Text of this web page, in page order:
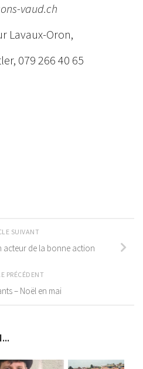
vaud.ch
Lavaux-Oron,
079 266 40 65
SUIVANT
acteur de la bonne action
PRÉCÉDENT
– Noël en mai